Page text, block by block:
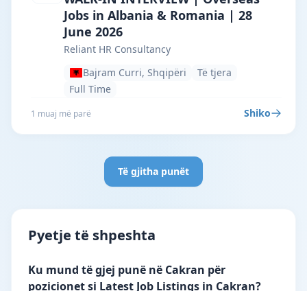
Jobs in Albania & Romania | 28
June 2026
Reliant HR Consultancy
Bajram Curri, Shqipëri
Të tjera
Full Time
1 muaj më parë Shiko
Të gjitha punët
Pyetje të shpeshta
Ku mund të gjej punë në Cakran për
pozicionet si Latest Job Listings in Cakran?